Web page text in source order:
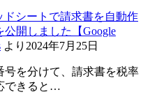
ドシートで請求書を自動作
開しました【Google
より 2024年7月25日
を分けて、請求書を税率
できると…